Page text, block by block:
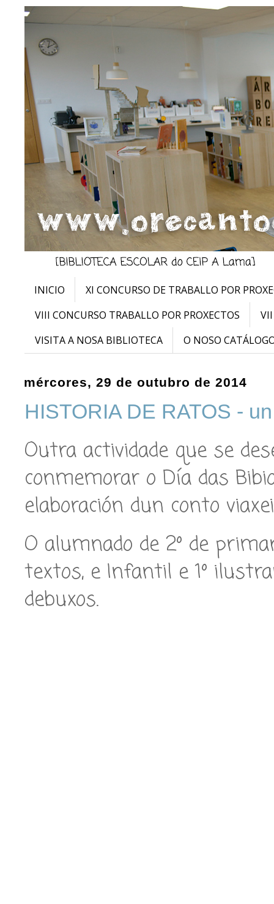
INICIO
XI CONCURSO DE TRABALLO POR
VIII CONCURSO TRABALLO POR PROXECTOS
VISITA A NOSA BIBLIOTECA
O NOSO
mércores, 29 de outubro de 2014
HISTORIA DE RATOS -
Outra actividade que se
conmemorar o Día das
elaboración dun conto
O alumnado de 2º de
textos, e Infantil e 1º
debuxos.